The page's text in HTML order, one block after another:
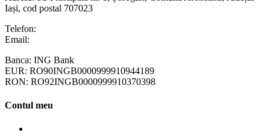
Iași, cod postal 707023
Telefon:
Email:
Banca: ING Bank
EUR: RO90INGB0000999910944189
RON: RO92INGB0000999910370398
Contul meu